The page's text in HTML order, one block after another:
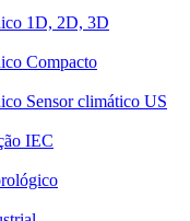
1D, 2D, 3D
Compacto
Sensor climático US
IEC